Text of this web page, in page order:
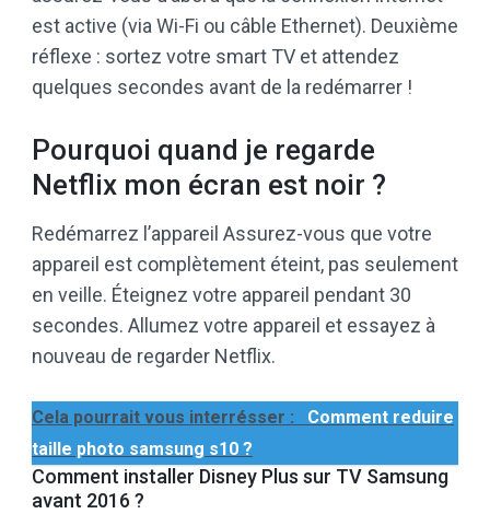
est active (via Wi-Fi ou câble Ethernet). Deuxième
réflexe : sortez votre smart TV et attendez
quelques secondes avant de la redémarrer !
Pourquoi quand je regarde
Netflix mon écran est noir ?
Redémarrez l’appareil Assurez-vous que votre
appareil est complètement éteint, pas seulement
en veille. Éteignez votre appareil pendant 30
secondes. Allumez votre appareil et essayez à
nouveau de regarder Netflix.
Cela pourrait vous interrésser :
Comment reduire
taille photo samsung s10 ?
Comment installer Disney Plus sur TV Samsung
avant 2016 ?